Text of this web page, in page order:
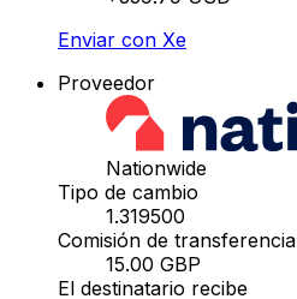
Enviar con Xe
Proveedor
Nationwide
Tipo de cambio
1.319500
Comisión de transferencia
15.00 GBP
El destinatario recibe